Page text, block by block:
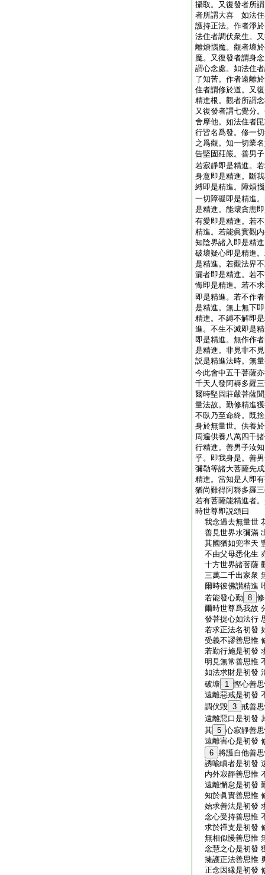
攝取。又復發者所
者所謂大喜 如法住
護持正法。作者淨
法住者調伏衆生。
離煩惱魔。觀者壞
魔。又復發者謂身
謂心念處。如法住
了知苦。作者遠離
住者謂修於道。又
精進根。觀者所謂
又復發者謂七覺分
舍摩他。如法住者
行皆名爲發。修一
之爲觀。知一切業
告堅固莊嚴。善男
若寂靜即是精進。
身意即是精進。斷
縛即是精進。障煩
一切障礙即是精進
是精進。能壞貪恚
有愛即是精進。若
精進。若能眞實觀
知陰界諸入即是精
破壞疑心即是精進
是精進。若觀法界
漏者即是精進。若
悔即是精進。若不
即是精進。若不作
是精進。無上無下
精進。不縛不解即
進。不生不滅即是
即是精進。無作作
是精進。非見非不
説是精進法時。無
今此會中五千菩薩
千天人發阿耨多羅
爾時堅固莊嚴菩薩
量法故。勤修精進
不臥乃至命終。既
身於無量世。供養
周遍供養八萬四千
行精進。善男子汝
乎。即我身是。善
彌勒等諸大菩薩先
精進。當知是人即
猶尚難得阿耨多羅
若有菩薩能精進者
時世尊即説頌曰
我念過去無量世
善見世界水彌滿
其國猶如兜率天
不由父母悉化生
十方世界諸菩薩
三萬二千出家衆
爾時彼佛讃精進
若能發心勤 8
爾時世尊爲我故
發菩提心如法行
若求正法名初發
受義不謬善思惟
若勤行施是初發
明見無常善思惟
如法求財是初發
破壞
1 慳心善
遠離惡戒是初發
調伏毀 3 戒善
遠離惡口是初發
其 5 心寂靜善
遠離害心是初發
6 將護自他善
誘喩瞋者是初發
内外寂靜善思惟
遠離懈怠是初發
知於眞實善思惟
始求善法是初發
念心受持善思惟
求於禪支是初發
無相似慢善思惟
念慧之心是初發
擁護正法善思惟
正念因縁是初發